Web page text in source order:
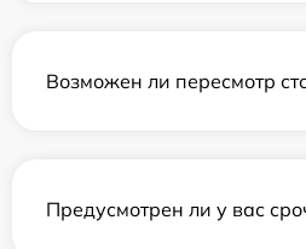
Возможен ли пересмотр
Предусмотрен ли у вас